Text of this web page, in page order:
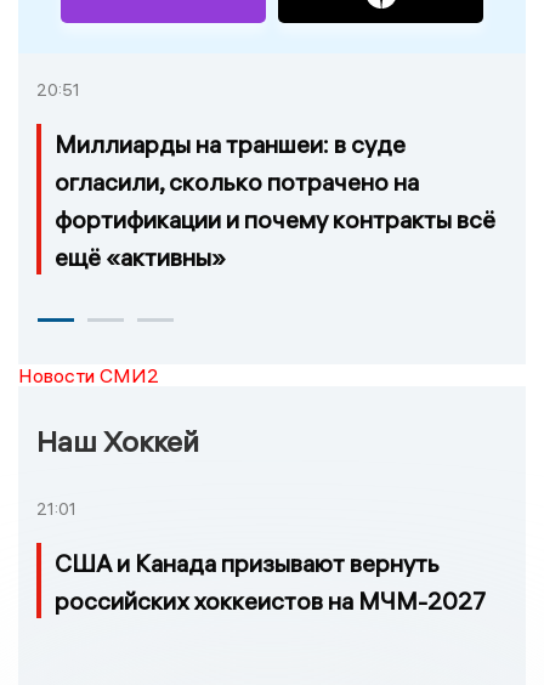
20:51
Миллиарды на траншеи: в суде
огласили, сколько потрачено на
фортификации и почему контракты всё
ещё «активны»
Новости СМИ2
Наш Хоккей
21:01
США и Канада призывают вернуть
российских хоккеистов на МЧМ-2027